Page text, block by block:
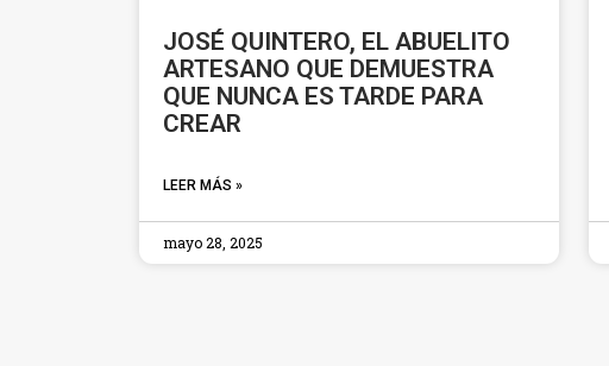
JOSÉ QUINTERO, EL ABUELITO
ARTESANO QUE DEMUESTRA
QUE NUNCA ES TARDE PARA
CREAR
LEER MÁS »
mayo 28, 2025